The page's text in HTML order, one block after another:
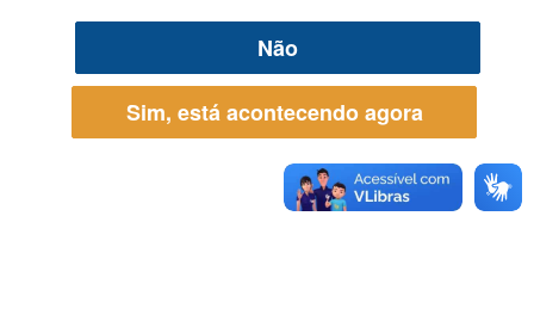
Não
Sim, está acontecendo agora